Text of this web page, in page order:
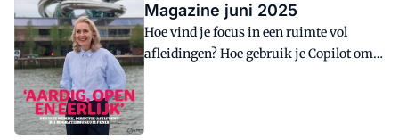
Magazine juni 2025
Hoe vind je focus in een ruimte vol
afleidingen? Hoe gebruik je Copilot om
te notuleren? Dat en meer in het nieuwe
Management Support Magazine.